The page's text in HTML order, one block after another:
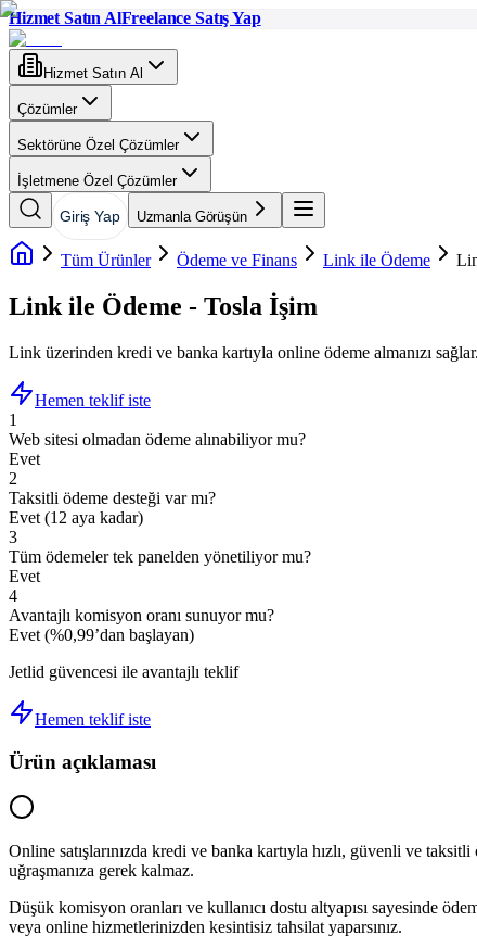
Hizmet Satın AlFreelance Satış Yap
Hizmet Satın Al
Çözümler
Sektörüne Özel Çözümler
İşletmene Özel Çözümler
Giriş Yap Uzmanla Görüşün
Tüm Ürünler Ödeme ve Finans Link ile Ödeme
Link ile Ödeme - Tosla İşim
Link üzerinden kredi ve banka kartıyla online ödeme almanızı sağlar.
Hemen teklif iste
1
Web sitesi olmadan ödeme alınabiliyor mu?
Evet
2
Taksitli ödeme desteği var mı?
Evet (12 aya kadar)
3
Tüm ödemeler tek panelden yönetiliyor mu?
Evet
4
Avantajlı komisyon oranı sunuyor mu?
Evet (%0,99’dan başlayan)
Jetlid güvencesi ile avantajlı teklif
Hemen teklif iste
Ürün açıklaması
Online satışlarınızda kredi ve banka kartıyla hızlı, güvenli ve
uğraşmanıza gerek kalmaz.
Düşük komisyon oranları ve kullanıcı dostu altyapısı sayesinde
veya online hizmetlerinizden kesintisiz tahsilat yaparsınız.